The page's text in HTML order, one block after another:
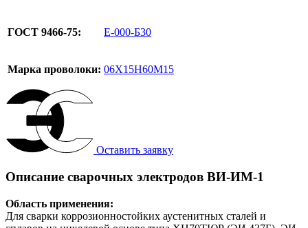
ГОСТ 9466-75: Е-000-Б30
Марка проволоки: 06Х15Н60М15
Оставить заявку
Описание сварочных электродов ВИ-ИМ-1
Область применения:
Для сварки коррозионностойких аустенитных сталей и